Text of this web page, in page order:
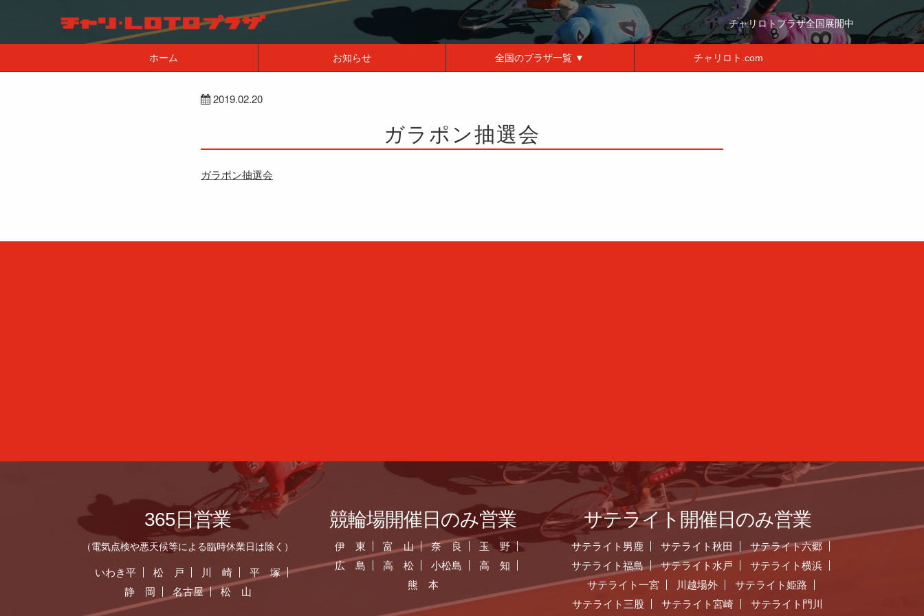
チャリロトプラザ全国展開中
ホーム お知らせ 全国のプラザ一覧 ▼ チャリロト.com
2019.02.20
ガラポン抽選会
ガラポン抽選会
365日営業
（電気点検や悪天候等による臨時休業日は除く）
いわき平 松 戸 川 崎
平 塚
静 岡
名古屋 松 山
競輪場開催日のみ営業
伊 東 富 山 奈 良
玉 野
広 島
高 松 小松島
高 知
熊 本
サテライト開催日のみ営業
サテライト男鹿 サテライト秋田
サテライト六郷
サテライト福島
サテライト水戸
サテライト横浜
サテライト一宮
川越場外
サテライト姫路
サテライト三股
サテライト宮崎 サテライト門川